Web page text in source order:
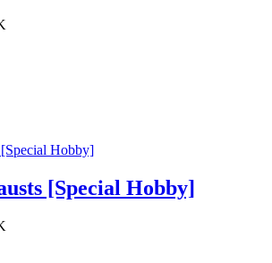
[Special Hobby]